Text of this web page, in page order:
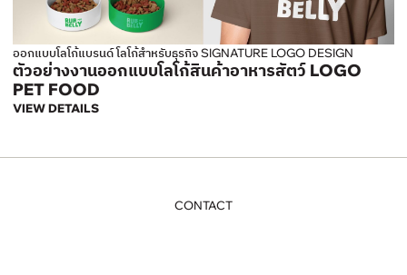
ออกแบบโลโก้แบรนด์ โลโก้สำหรับธุรกิจ SIGNATURE LOGO DESIGN
ตัวอย่างงานออกแบบโลโก้สินค้าอาหารสัตว์ LOGO
PET FOOD
VIEW DETAILS
CONTACT